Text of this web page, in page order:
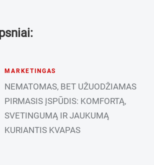
MARKETINGAS
NEMATOMAS, BET UŽUODŽIAMAS
PIRMASIS ĮSPŪDIS: KOMFORTĄ,
SVETINGUMĄ IR JAUKUMĄ
KURIANTIS KVAPAS